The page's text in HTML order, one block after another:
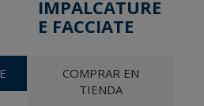
IMPALCATURE
E FACCIATE
COMPRAR EN
TIENDA